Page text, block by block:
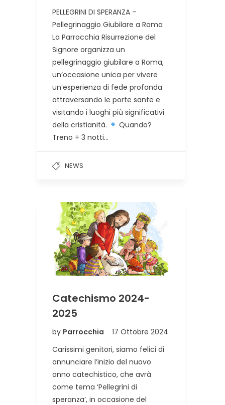
PELLEGRINI DI SPERANZA –
Pellegrinaggio Giubilare a Roma
La Parrocchia Risurrezione del
Signore organizza un
pellegrinaggio giubilare a Roma,
un’occasione unica per vivere
un’esperienza di fede profonda
attraversando le porte sante e
visitando i luoghi più significativi
della cristianità.
Quando?
Treno + 3 notti…
NEWS
Catechismo 2024-
2025
by Parrocchia
17 Ottobre 2024
Carissimi genitori, siamo felici di
annunciare l’inizio del nuovo
anno catechistico, che avrà
come tema ‘Pellegrini di
speranza’, in occasione del